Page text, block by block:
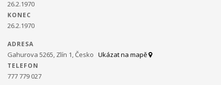
Ministerstvo práce a sociálních věcí ve spolupráci s
občanským sdružením Kamarád Nenuda realizují v
napomáhá zdravému vývoji dítěte, přes zkvalitnění vztahů
v rodině a prostřednictvím rodinného zážitkového odpoledne
26.2.1970
KONEC
26.2.1970
ADRESA
Gahurova 5265, Zlín 1, Česko Ukázat na mapě
TELEFON
777 779 027